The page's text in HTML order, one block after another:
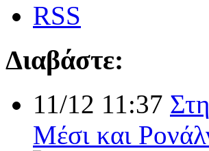
RSS
Διαβάστε:
11/12 11:37
Μέσι και